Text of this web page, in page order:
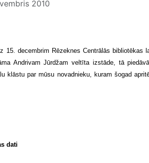
2010
15. decembrim Rēzeknes Centrālās bibliotēkas
Andrivam Jūrdžam veltīta izstāde, tā
klāstu par mūsu novadnieku, kuram šogad
dati